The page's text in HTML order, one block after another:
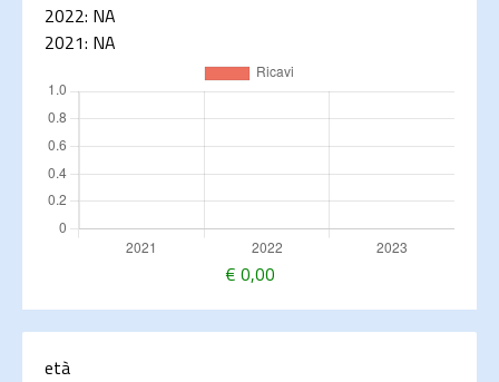
2022: NA
2021: NA
€ 0,00
età